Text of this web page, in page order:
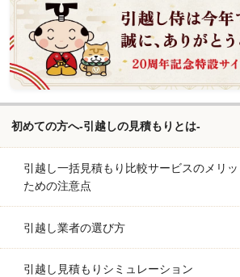
初めての方へ-引越しの見積もりとは-
引越し一括見積もり比較サービスのメリ
ための注意点
引越し業者の選び方
引越し見積もりシミュレーション